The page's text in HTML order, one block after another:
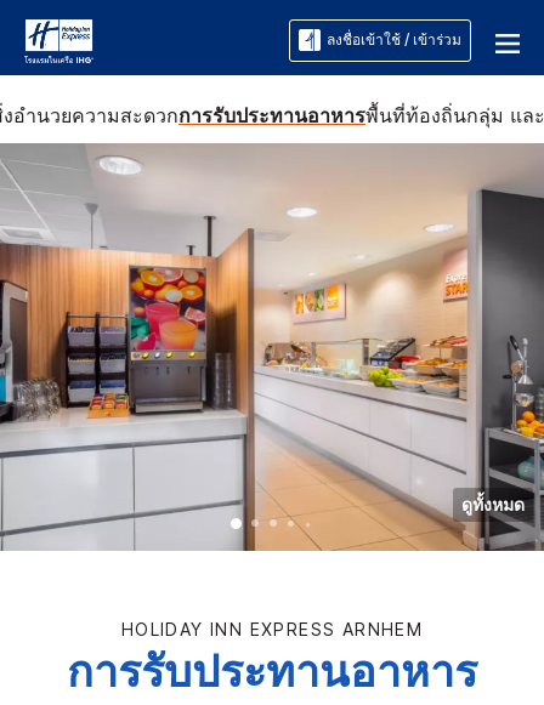
ลงชื่อเข้าใช้ / เข้าร่วม
อำนวยความสะดวกการรับประทานอาหารพื้นที่ท้องถิ่นกลุ่ม แล
ดูทั้งหมด
HOLIDAY INN EXPRESS ARNHEM
การรับประทานอาหาร